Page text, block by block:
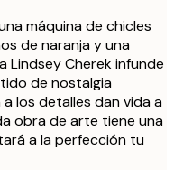
máquina de chicles
de naranja y una
Cherek infunde
de nostalgia
los detalles dan vida a
obra de arte tiene una
a la perfección tu